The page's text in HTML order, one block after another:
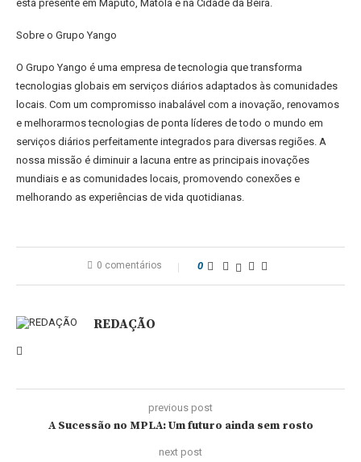
está presente em Maputo, Matola e na Cidade da Beira.
Sobre o Grupo Yango
O Grupo Yango é uma empresa de tecnologia que transforma
tecnologias globais em serviços diários adaptados às comunidades
locais. Com um compromisso inabalável com a inovação, renovamos
e melhorarmos tecnologias de ponta líderes de todo o mundo em
serviços diários perfeitamente integrados para diversas regiões. A
nossa missão é diminuir a lacuna entre as principais inovações
mundiais e as comunidades locais, promovendo conexões e
melhorando as experiências de vida quotidianas.
0 comentários 0
REDAÇÃO
previous post
A Sucessão no MPLA: Um futuro ainda sem rosto
next post